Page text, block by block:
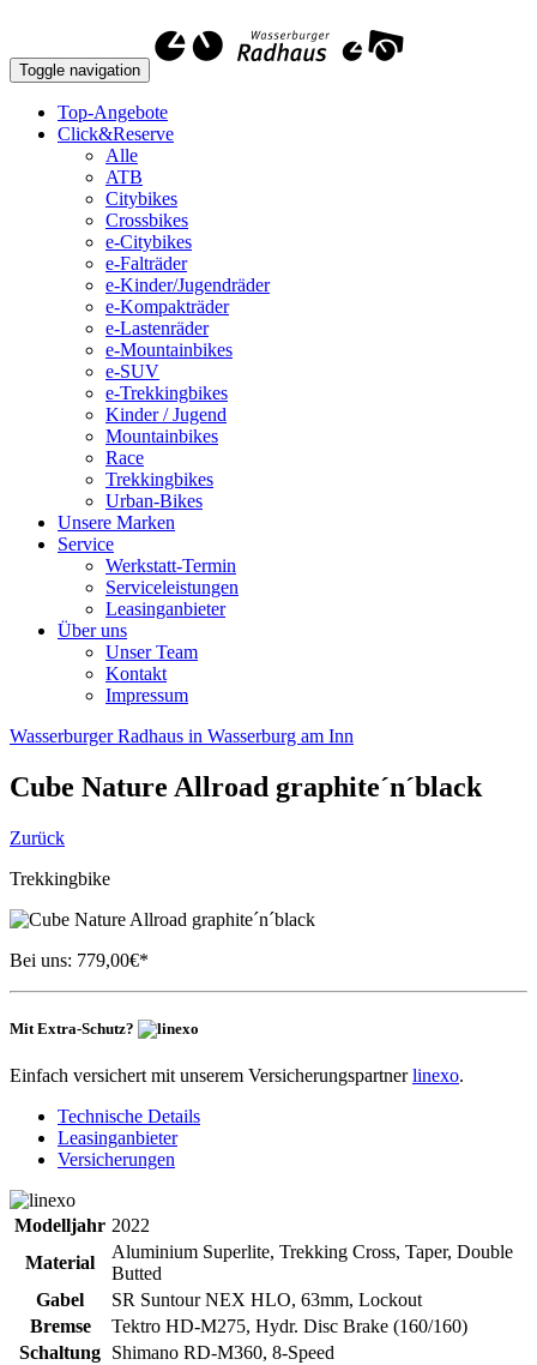
Toggle navigation
Top-Angebote
Click&Reserve
Alle
ATB
Citybikes
Crossbikes
e-Citybikes
e-Falträder
e-Kinder/Jugendräder
e-Kompakträder
e-Lastenräder
e-Mountainbikes
e-SUV
e-Trekkingbikes
Kinder / Jugend
Mountainbikes
Race
Trekkingbikes
Urban-Bikes
Unsere Marken
Service
Werkstatt-Termin
Serviceleistungen
Leasinganbieter
Über uns
Unser Team
Kontakt
Impressum
Wasserburger Radhaus in Wasserburg am Inn
Cube Nature Allroad graphite´n´black
Zurück
Trekkingbike
Bei uns: 779,00€*
Mit Extra-Schutz?
Einfach versichert mit unserem Versicherungspartnerlinexo.
Technische Details
Leasinganbieter
Versicherungen
Modelljahr 2022
Material
Aluminium Superlite, Trekking Cross, Taper, Double
Butted
Gabel
SR Suntour NEX HLO, 63mm, Lockout
Bremse
Tektro HD-M275, Hydr. Disc Brake (160/160)
Schaltung Shimano RD-M360, 8-Speed